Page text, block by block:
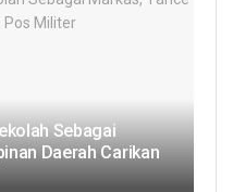
Sebagai
Daerah Carikan